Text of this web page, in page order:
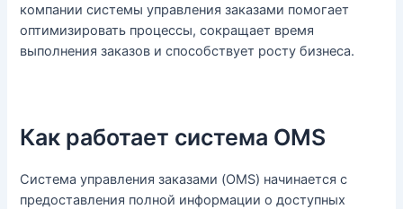
компании системы управления заказами помогает
оптимизировать процессы, сокращает время
выполнения заказов и способствует росту бизнеса.
Как работает система OMS
Система управления заказами (OMS) начинается с
предоставления полной информации о доступных